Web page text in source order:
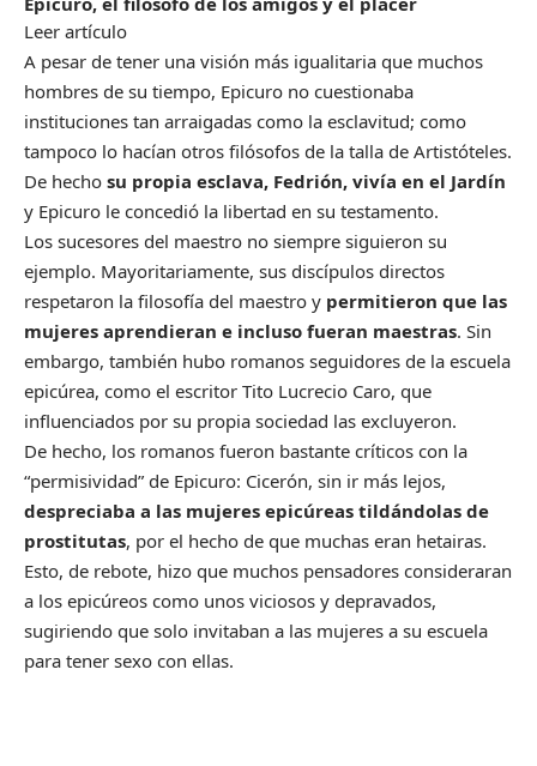
Leer artículo
A pesar de tener una visión más igualitaria que muchos
hombres de su tiempo, Epicuro no cuestionaba
instituciones tan arraigadas como la esclavitud; como
tampoco lo hacían otros filósofos de la talla de Artistóteles.
De hecho su propia esclava, Fedrión, vivía en el Jardín
y Epicuro le concedió la libertad en su testamento.
Los sucesores del maestro no siempre siguieron su
ejemplo. Mayoritariamente, sus discípulos directos
respetaron la filosofía del maestro y permitieron que las
mujeres aprendieran e incluso fueran maestras. Sin
embargo, también hubo romanos seguidores de la escuela
epicúrea, como el escritor Tito Lucrecio Caro, que
influenciados por su propia sociedad las excluyeron.
De hecho, los romanos fueron bastante críticos con la
“permisividad” de Epicuro: Cicerón, sin ir más lejos,
despreciaba a las mujeres epicúreas tildándolas de
prostitutas, por el hecho de que muchas eran hetairas.
Esto, de rebote, hizo que muchos pensadores consideraran
a los epicúreos como unos viciosos y depravados,
sugiriendo que solo invitaban a las mujeres a su escuela
para tener sexo con ellas.